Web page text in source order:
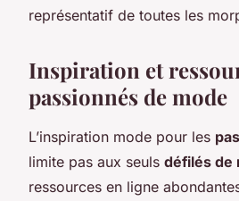
représentatif de toutes les
Inspiration et
passionnés de mode
L’inspiration mode pour les
limite pas aux seuls défilés de
ressources en ligne